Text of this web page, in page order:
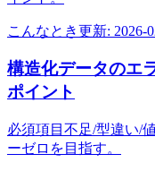
こんなとき更新: 2026-
構造化データのエ
ポイント
必須項目不足/型違い/
ーゼロを目指す。